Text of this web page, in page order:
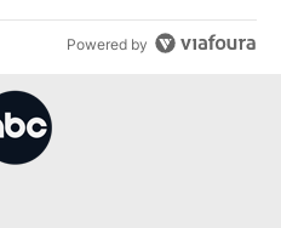
Powered by